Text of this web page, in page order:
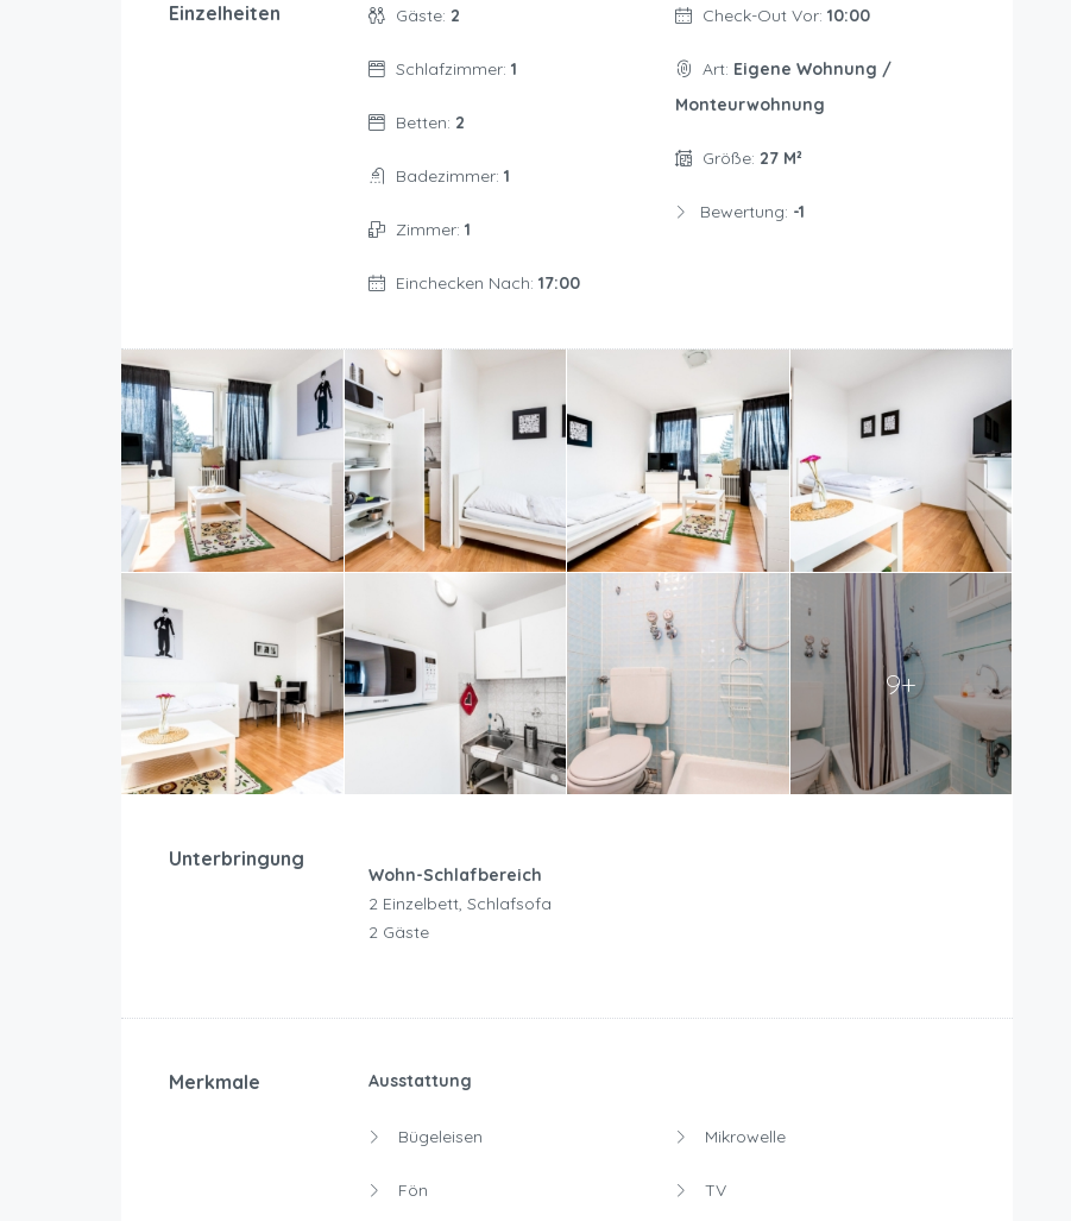
Einzelheiten Gäste: 2
Schlafzimmer: 1
Betten: 2
Badezimmer: 1
Zimmer: 1
Einchecken Nach: 17:00
Check-Out Vor: 10:00
Art: Eigene Wohnung /
Monteurwohnung
Größe: 27 M²
Bewertung: -1
9+
Unterbringung
Wohn-Schlafbereich
2 Einzelbett, Schlafsofa
2 Gäste
Merkmale Ausstattung
Bügeleisen
Fön
Mikrowelle
TV